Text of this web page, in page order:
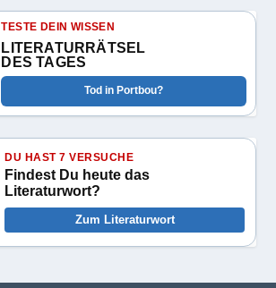
TESTE DEIN WISSEN
LITERATURRÄTSEL
DES TAGES
Tod in Portbou?
DU HAST 7 VERSUCHE
Findest Du heute das
Literaturwort?
Zum Literaturwort